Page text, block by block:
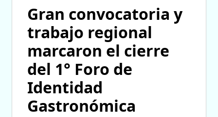
Gran convocatoria y
trabajo regional
marcaron el cierre
del 1° Foro de
Identidad
Gastronómica